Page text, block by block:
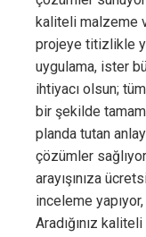
kaliteli malzeme
projeye titizlikle
uygulama, ister
ihtiyacı olsun;
bir şekilde
planda tutan
çözümler
arayışınıza
inceleme
Aradığınız